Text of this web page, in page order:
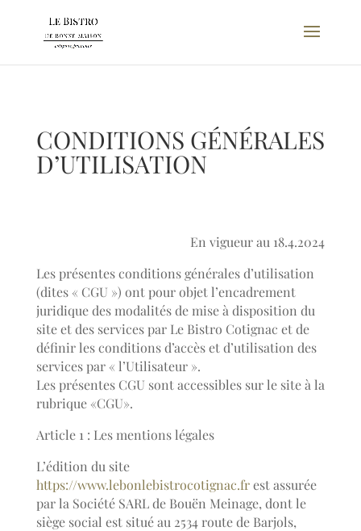
CONDITIONS GÉNÉRALES
D’UTILISATION
En vigueur au 18.4.2024
Les présentes conditions générales d’utilisation
(dites « CGU ») ont pour objet l’encadrement
juridique des modalités de mise à disposition du
site et des services par Le Bistro Cotignac et de
définir les conditions d’accès et d’utilisation des
services par « l’Utilisateur ».
Les présentes CGU sont accessibles sur le site à la
rubrique «CGU».
Article 1 : Les mentions légales
L’édition du site
https://www.lebonlebistrocotignac.frest assurée
par la Société SARL de Bouën Meinage, dont le
siège social est situé au 2534 route de Barjols,